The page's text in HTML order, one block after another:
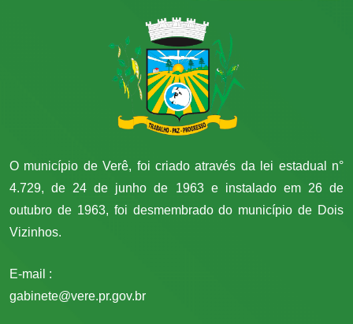
O município de Verê, foi criado através da lei estadual n°
4.729, de 24 de junho de 1963 e instalado em 26 de
outubro de 1963, foi desmembrado do município de Dois
Vizinhos.
E-mail :
gabinete@vere.pr.gov.br